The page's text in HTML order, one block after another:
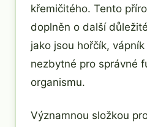
křemičitého. Tento
doplněn o další
jako jsou hořčík,
nezbytné pro správné
organismu.
Významnou složkou